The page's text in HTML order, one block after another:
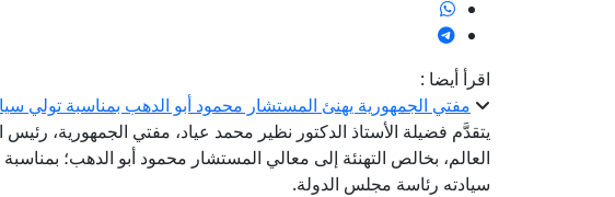
اقرأ أيضا :
مفتي الجمهورية يهنئ المستشار محمود أبو الدهب بمناسبة تولي
يتقدَّم فضيلة الأستاذ الدكتور نظير محمد عياد، مفتي الجمهورية، رئيس
العالم، بخالص التهنئة إلى معالي المستشار محمود أبو الدهب؛
سيادته رئاسة مجلس الدولة.